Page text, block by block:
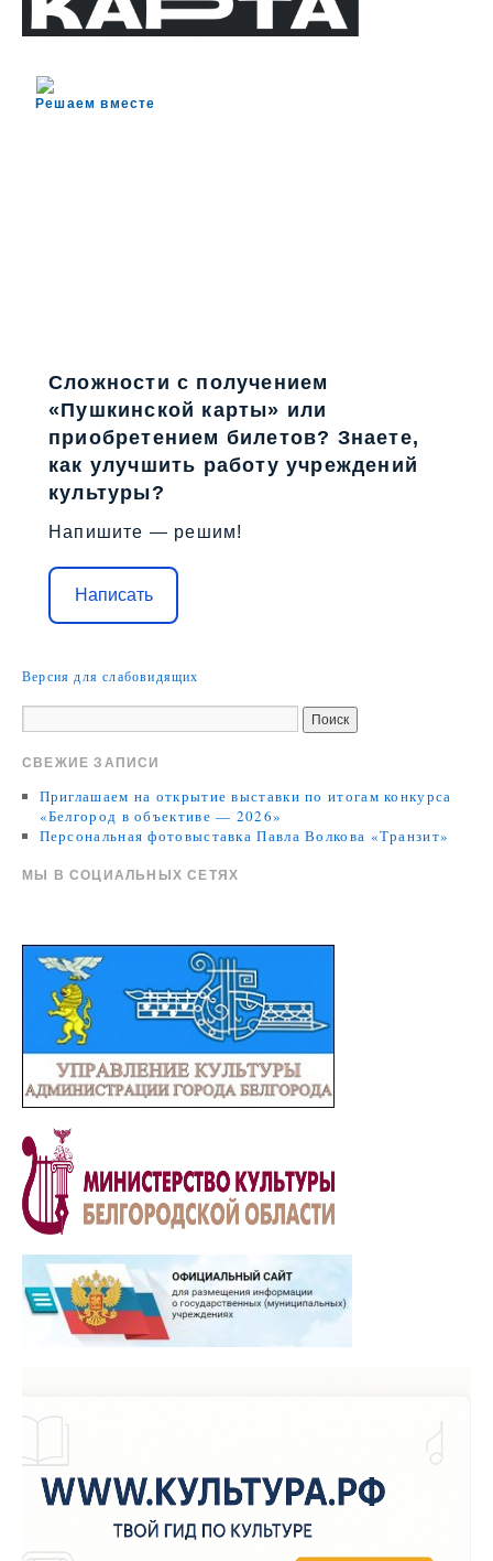
Решаем вместе
Сложности с получением
«Пушкинской карты» или
приобретением билетов? Знаете,
как улучшить работу учреждений
культуры?
Напишите — решим!
Написать
Версия для слабовидящих
СВЕЖИЕ ЗАПИСИ
Приглашаем на открытие выставки по итогам конкурса
«Белгород в объективе — 2026»
Персональная фотовыставка Павла Волкова «Транзит»
МЫ В СОЦИАЛЬНЫХ СЕТЯХ